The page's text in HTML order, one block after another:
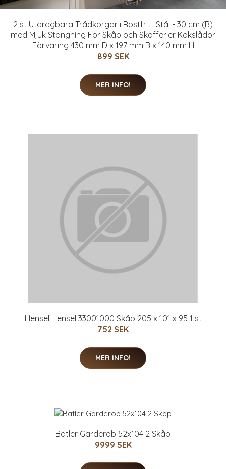
2 st Utdragbara Trådkorgar i Rostfritt Stål - 30 cm (B)
med Mjuk Stängning För Skåp och Skafferier Kökslådor
Förvaring 430 mm D x 197 mm B x 140 mm H
899 SEK
MER INFO!
Hensel Hensel 33001000 Skåp 205 x 101 x 95 1 st
752 SEK
MER INFO!
Batler Garderob 52x104 2 Skåp
9999 SEK